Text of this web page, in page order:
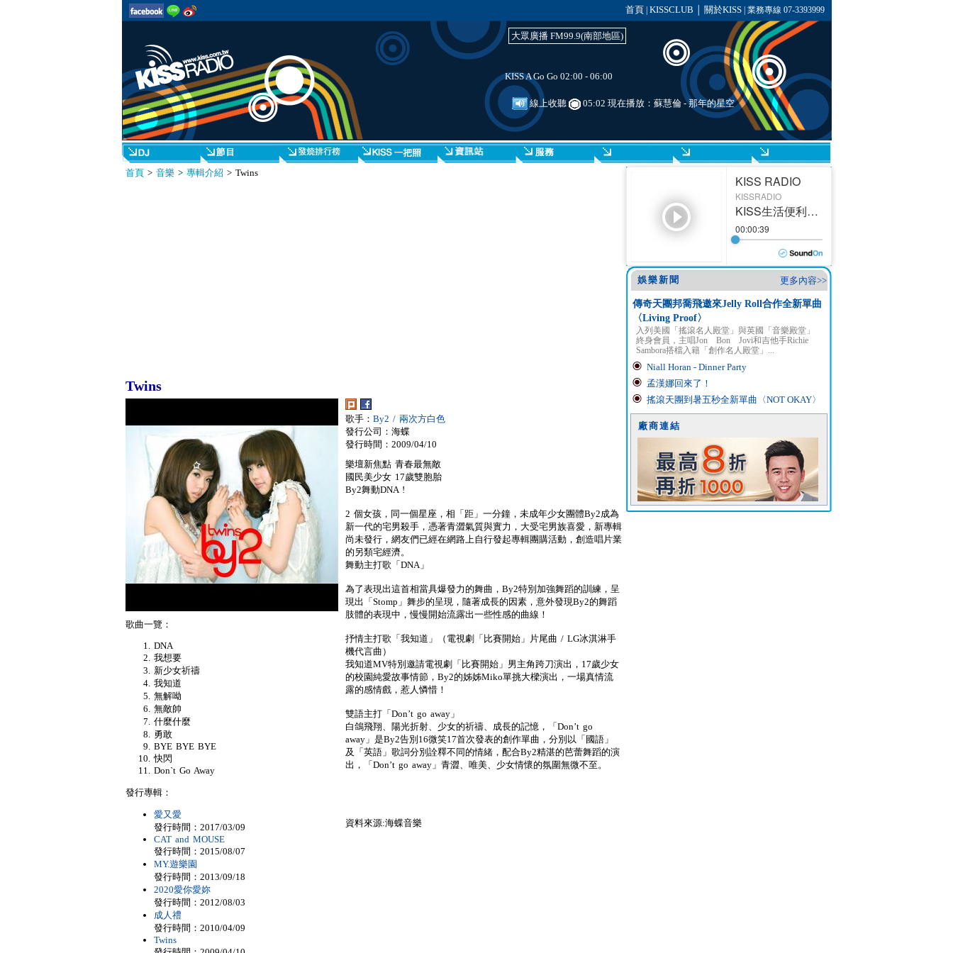
首頁 KISSCLUB 關於KISS| 業務專線 07-3393999
大眾廣播 FM99.9(南部地區)
KISS A Go Go 02:00 - 06:00
線上收聽 05:02 現在播放： 蘇慧倫- 那年的星空
首頁> 音樂> 專輯介紹 > Twins
Twins
歌手： By2 / 兩次方白色
發行公司：海蝶
發行時間：2009/04/10
樂壇新焦點 青春最無敵
國民美少女 17歲雙胞胎
By2舞動DNA !
2 個女孩，同一個星座，相「距」一分鐘，未成年少女團體By2成為
新一代的宅男殺手，憑著青澀氣質與實力，大受宅男族喜愛，新專輯
尚未發行，網友們已經在網路上自行發起專輯團購活動，創造唱片業
的另類宅經濟。
舞動主打歌「DNA」
為了表現出這首相當具爆發力的舞曲，By2特別加強舞蹈的訓練，呈
現出「Stomp」舞步的呈現，隨著成長的因素，意外發現By2的舞蹈
肢體的表現中，慢慢開始流露出一些性感的曲線！
抒情主打歌「我知道」（電視劇「比賽開始」片尾曲 / LG冰淇淋手
機代言曲）
我知道MV特別邀請電視劇「比賽開始」男主角跨刀演出，17歲少女
的校園純愛故事情節，By2的姊姊Miko單挑大樑演出，一場真情流
露的感情戲，惹人憐惜！
雙語主打「Don’t go away」
白鴿飛翔、陽光折射、少女的祈禱、成長的記憶，「Don’t go
away」是By2告別16微笑17首次發表的創作單曲，分別以「國語」
及「英語」歌詞分別詮釋不同的情緒，配合By2精湛的芭蕾舞蹈的演
出，「Don’t go away」青澀、唯美、少女情懷的氛圍無微不至。
資料來源:海蝶音樂
歌曲一覽：
DNA
我想要
新少女祈禱
我知道
無解呦
無敵帥
什麼什麼
勇敢
BYE BYE BYE
快閃
Don`t Go Away
發行專輯：
愛又愛
發行時間：2017/03/09
CAT and MOUSE
發行時間：2015/08/07
MY.遊樂園
發行時間：2013/09/18
2020愛你愛妳
發行時間：2012/08/03
成人禮
發行時間：2010/04/09
Twins
更多內容>>
娛樂新聞
傳奇天團邦喬飛邀來Jelly Roll合作全新單曲
〈Living Proof〉
入列美國「搖滾名人殿堂」與英國「音樂殿堂」
終身會員，主唱Jon Bon Jovi和吉他手Richie
Sambora搭檔入籍「創作名人殿堂」...
Niall Horan - Dinner Party
孟漢娜回來了！
搖滾天團到暑五秒全新單曲〈NOT OKAY〉
廠商連結